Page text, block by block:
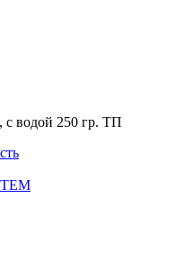
водой 250 гр. ТП